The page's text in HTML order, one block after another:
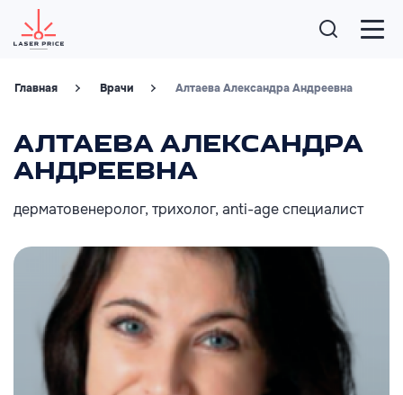
Главная Врачи Алтаева Александра Андреевна
АЛТАЕВА АЛЕКСАНДРА
АНДРЕЕВНА
дерматовенеролог, трихолог, anti-age специалист